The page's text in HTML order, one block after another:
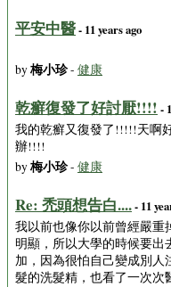
平安中醫- 11 years ago
by梅小珍- 健康
乾癬復發了好討厭!!!! -
我的乾癬又復發了!!!!!天啊
辦!!!!
by梅小珍- 健康
Re: 禿頭想告白....- 11
我以前也像你以前曾經嚴重
明顯，所以大學的時候要出
加，因為很怕自己變成別
髮的洗髮精，也看了一次次